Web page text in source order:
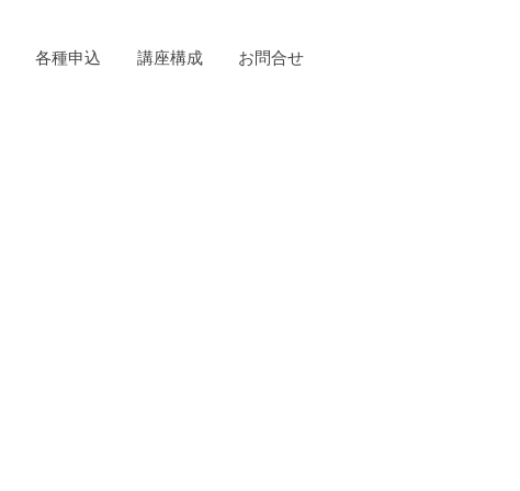
各種申込 講座構成 お問合せ